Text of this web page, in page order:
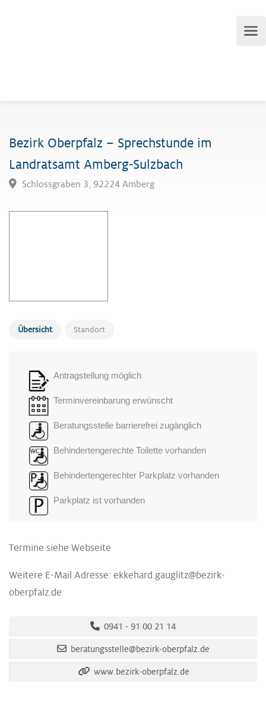
Bezirk Oberpfalz – Sprechstunde im
Landratsamt Amberg-Sulzbach
Schlossgraben 3, 92224 Amberg
Übersicht Standort
Antragstellung möglich
Terminvereinbarung erwünscht
Beratungsstelle barrierefrei zugänglich
Behindertengerechte Toilette vorhanden
Behindertengerechter Parkplatz vorhanden
Parkplatz ist vorhanden
Termine siehe Webseite
Weitere E-Mail Adresse: ekkehard.gauglitz@bezirk-
oberpfalz.de
0941 - 91 00 21 14
beratungsstelle@bezirk-oberpfalz.de
www.bezirk-oberpfalz.de